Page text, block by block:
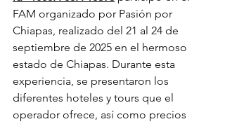
FAM organizado por Pasión por
Chiapas, realizado del 21 al 24 de
septiembre de 2025 en el hermoso
estado de Chiapas. Durante esta
experiencia, se presentaron los
diferentes hoteles y tours que el
operador ofrece, así como precios